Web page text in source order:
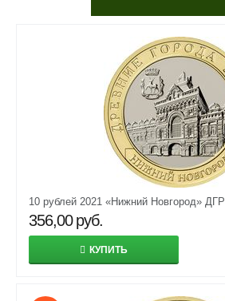
10 рублей 2021 «Нижний Новгород» ДГР
356,00 руб.
КУПИТЬ